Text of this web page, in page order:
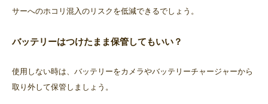
サーへのホコリ混入のリスクを低減できるでしょう。
バッテリーはつけたまま保管してもいい？
使用しない時は、バッテリーをカメラやバッテリーチャージャーから
取り外して保管しましょう。